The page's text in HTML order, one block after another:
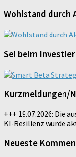
Wohlstand durch
Sei beim
Kurzmeldungen/
+++ 19.07.2026: Die
KI-Resilienz wurde
Neueste